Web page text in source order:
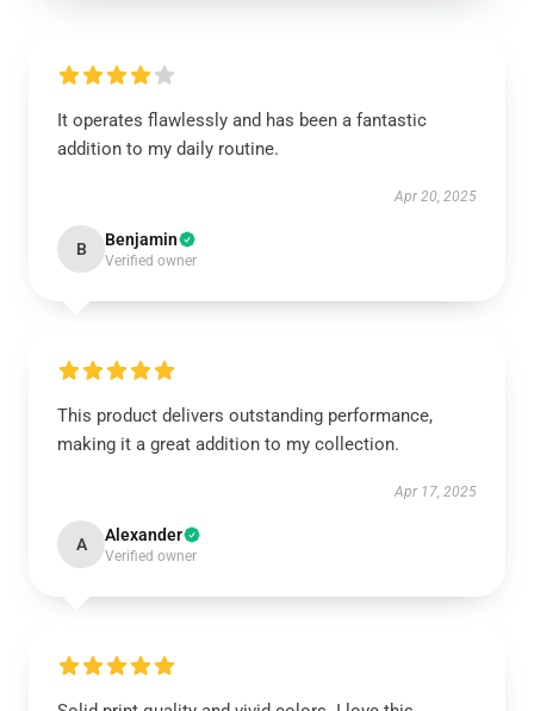
It operates flawlessly and has been a fantastic
addition to my daily routine.
Apr 20, 2025
B Benjamin
Verified owner
This product delivers outstanding performance,
making it a great addition to my collection.
Apr 17, 2025
A Alexander
Verified owner